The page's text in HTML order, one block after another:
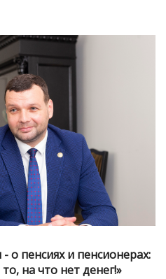
о пенсиях и пенсионерах:
на что нет денег!»